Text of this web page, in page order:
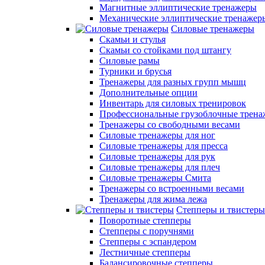
Магнитные эллиптические тренажеры
Механические эллиптические
Силовые тренажеры
Скамьи и стулья
Скамьи со стойками под штангу
Силовые рамы
Турники и брусья
Тренажеры для разных групп мышц
Дополнительные опции
Инвентарь для силовых тренировок
Профессиональные грузоблочные
Тренажеры со свободными весами
Силовые тренажеры для ног
Силовые тренажеры для пресса
Силовые тренажеры для рук
Силовые тренажеры для плеч
Силовые тренажеры Смита
Тренажеры со встроенными весами
Тренажеры для жима лежа
Степперы и твистеры
Поворотные степперы
Степперы с поручнями
Степперы с эспандером
Лестничные степперы
Балансировочные степперы